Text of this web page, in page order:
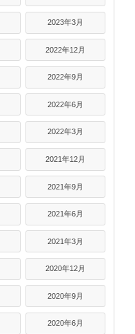
2023年3月
2022年12月
2022年9月
2022年6月
2022年3月
2021年12月
2021年9月
2021年6月
2021年3月
2020年12月
2020年9月
2020年6月